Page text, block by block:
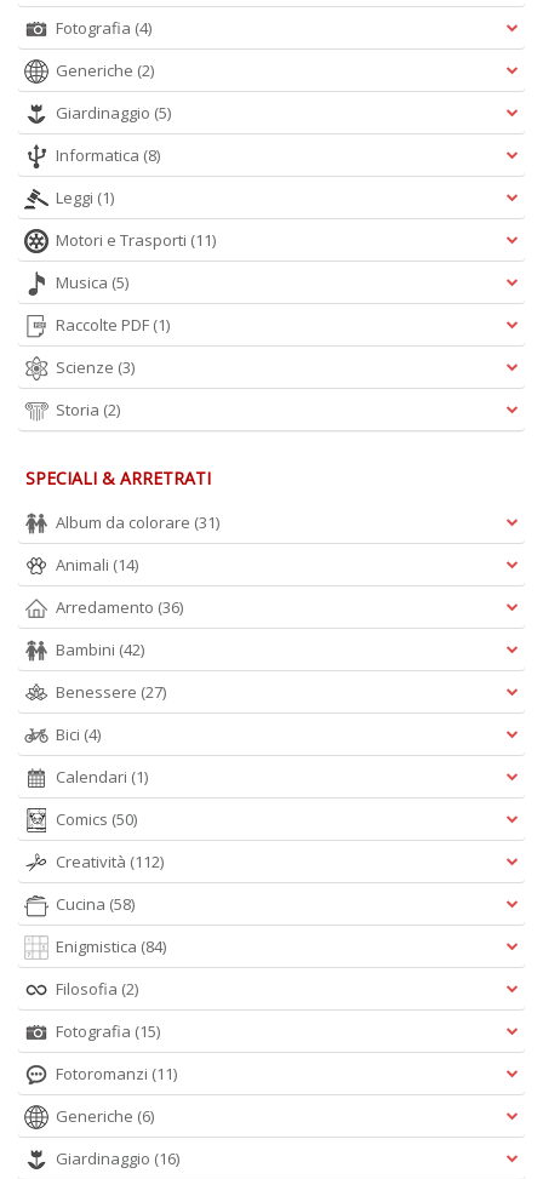
Fotografia (4)
Generiche (2)
Giardinaggio (5)
Informatica (8)
Leggi (1)
Motori e Trasporti (11)
Musica (5)
Raccolte PDF (1)
Scienze (3)
Storia (2)
SPECIALI & ARRETRATI
Album da colorare (31)
Animali (14)
Arredamento (36)
Bambini (42)
Benessere (27)
Bici (4)
Calendari (1)
Comics (50)
Creatività (112)
Cucina (58)
Enigmistica (84)
Filosofia (2)
Fotografia (15)
Fotoromanzi (11)
Generiche (6)
Giardinaggio (16)